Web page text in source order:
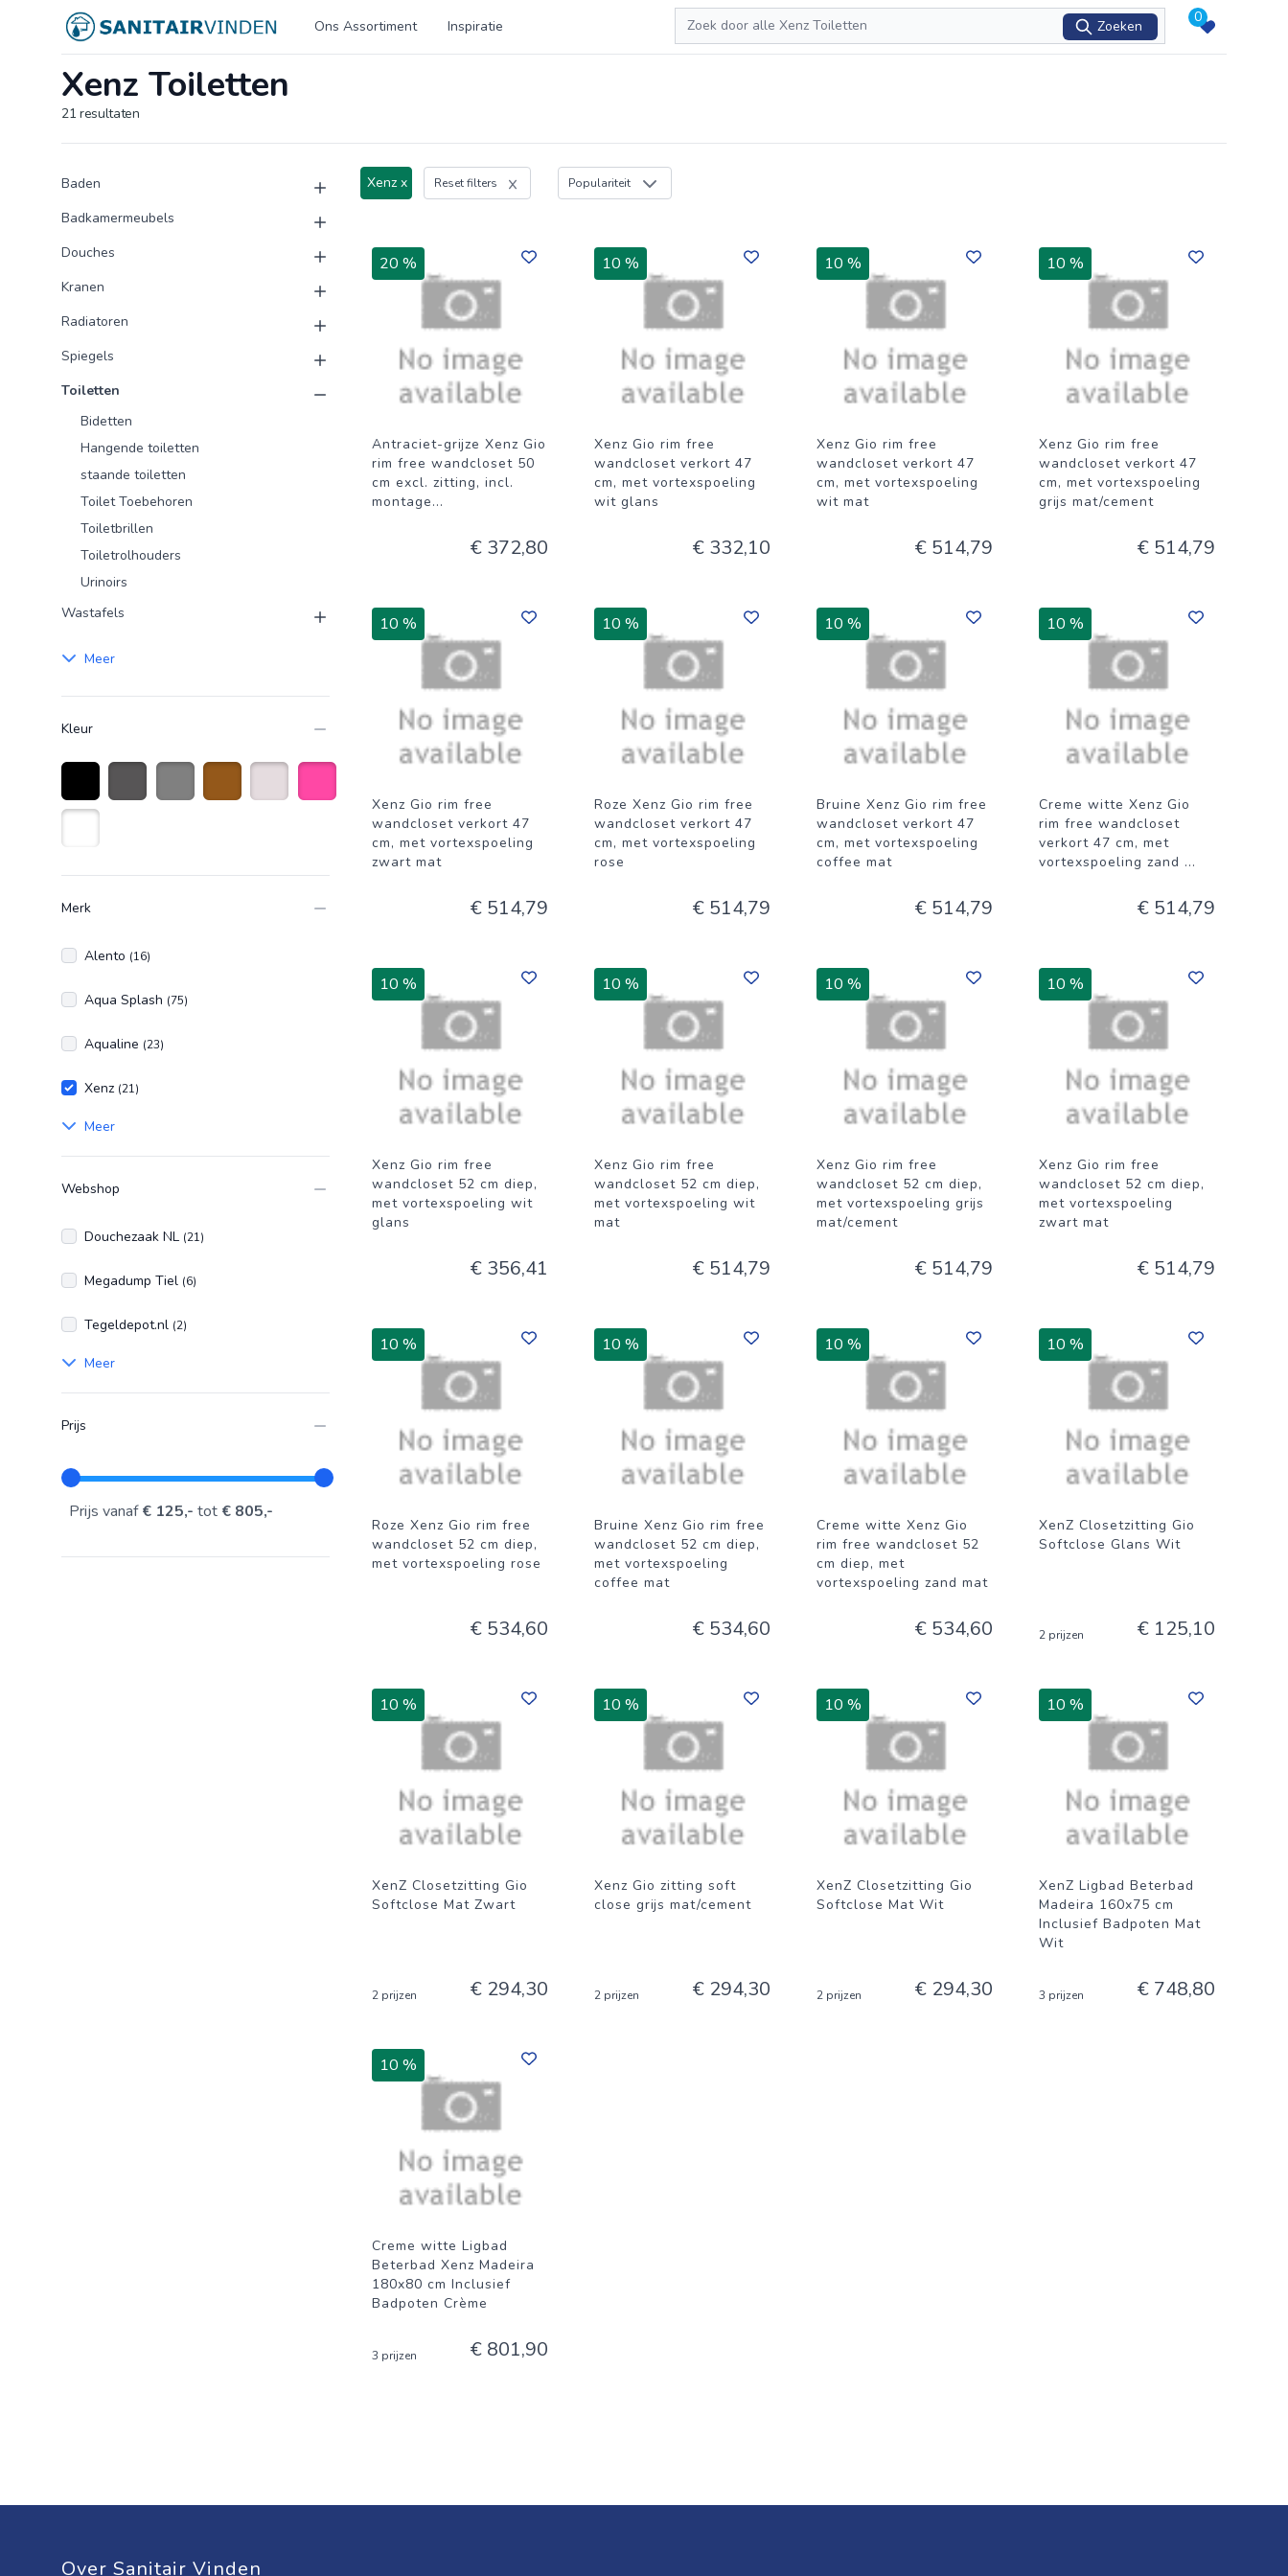
Logo sanitairvinden.nl Ons Assortiment Inspiratie
Zoeken
Zoeken
0
Xenz Toiletten
21 resultaten
Producten
Product categorieën
Baden
Badkamermeubels
Douches
Kranen
Radiatoren
Spiegels
Toiletten
Bidetten
Hangende toiletten
staande toiletten
Toilet Toebehoren
Toiletbrillen
Toiletrolhouders
Urinoirs
Wastafels
Meer
Kleur
Zwart
Merk
Alento (16)
Aqua Splash (75)
Aqualine (23)
Xenz (21)
Meer
Webshop
Douchezaak NL (21)
Megadump Tiel (6)
Tegeldepot.nl (2)
Meer
Prijs
Prijs vanaf€ 125,- tot € 805,-
Xenz x Reset filters Populariteit
20 %
Antraciet-grijze Xenz Gio
rim free wandcloset 50
cm excl. zitting, incl.
montage...
€ 372,80
10 %
Xenz Gio rim free
wandcloset verkort 47
cm, met vortexspoeling
wit glans
€ 332,10
10 %
Xenz Gio rim free
wandcloset verkort 47
cm, met vortexspoeling
wit mat
€ 514,79
10 %
Xenz Gio rim free
wandcloset verkort 47
cm, met vortexspoeling
grijs mat/cement
€ 514,79
10 %
Xenz Gio rim free
wandcloset verkort 47
cm, met vortexspoeling
zwart mat
€ 514,79
10 %
Roze Xenz Gio rim free
wandcloset verkort 47
cm, met vortexspoeling
rose
€ 514,79
10 %
Bruine Xenz Gio rim free
wandcloset verkort 47
cm, met vortexspoeling
coffee mat
€ 514,79
10 %
Creme witte Xenz Gio
rim free wandcloset
verkort 47 cm, met
vortexspoeling zand ...
€ 514,79
10 %
Xenz Gio rim free
wandcloset 52 cm diep,
met vortexspoeling wit
glans
€ 356,41
10 %
Xenz Gio rim free
wandcloset 52 cm diep,
met vortexspoeling wit
mat
€ 514,79
10 %
Xenz Gio rim free
wandcloset 52 cm diep,
met vortexspoeling grijs
mat/cement
€ 514,79
10 %
Xenz Gio rim free
wandcloset 52 cm diep,
met vortexspoeling
zwart mat
€ 514,79
10 %
Roze Xenz Gio rim free
wandcloset 52 cm diep,
met vortexspoeling rose
€ 534,60
10 %
Bruine Xenz Gio rim free
wandcloset 52 cm diep,
met vortexspoeling
coffee mat
€ 534,60
10 %
Creme witte Xenz Gio
rim free wandcloset 52
cm diep, met
vortexspoeling zand mat
€ 534,60
10 %
XenZ Closetzitting Gio
Softclose Glans Wit
2 prijzen € 125,10
10 %
XenZ Closetzitting Gio
Softclose Mat Zwart
2 prijzen € 294,30
10 %
Xenz Gio zitting soft
close grijs mat/cement
2 prijzen € 294,30
10 %
XenZ Closetzitting Gio
Softclose Mat Wit
2 prijzen € 294,30
10 %
XenZ Ligbad Beterbad
Madeira 160x75 cm
Inclusief Badpoten Mat
Wit
3 prijzen € 748,80
10 %
Creme witte Ligbad
Beterbad Xenz Madeira
180x80 cm Inclusief
Badpoten Crème
3 prijzen € 801,90
Over Sanitair Vinden